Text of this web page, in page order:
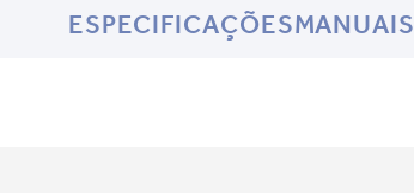
ESPECIFICAÇÕESMANUAIS